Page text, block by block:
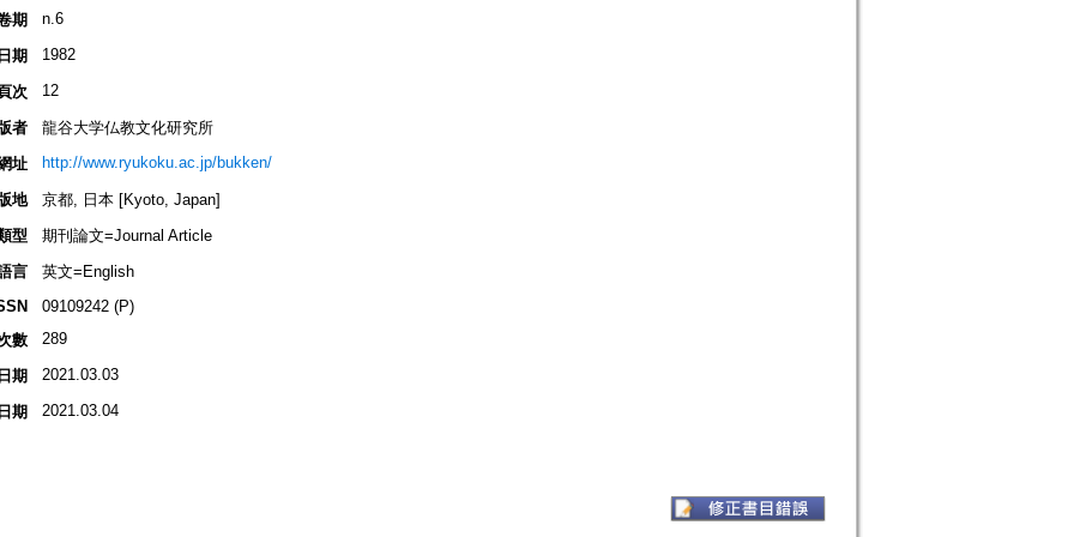
期 n.6
期 1982
次 12
者
龍谷大学仏教文化研究所
址
http://www.ryukoku.ac.jp/bukken/
地
京都, 日本 [Kyoto, Japan]
型
期刊論文=Journal Article
言
英文=English
09109242 (P)
數
289
期 2021.03.03
期 2021.03.04